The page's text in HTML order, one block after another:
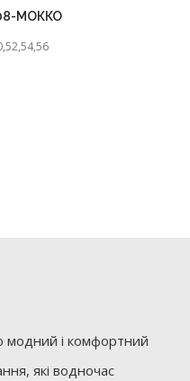
МОККО
модний і комфортний
які водночас